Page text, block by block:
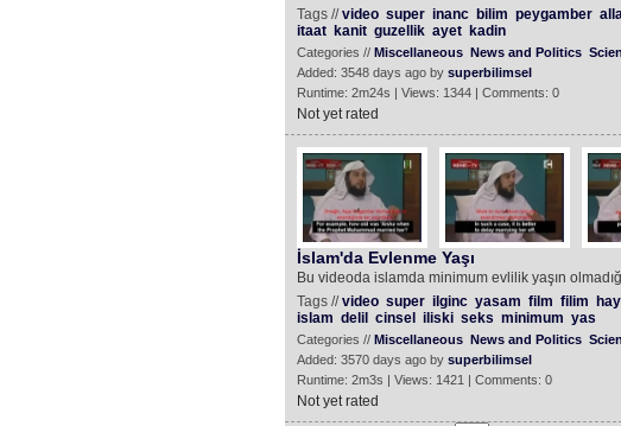
Tags //video super inanc bilim peygamber
itaat
kanit guzellik ayet kadin
Categories // Miscellaneous News and Politics
Added: 3548 days ago by superbilimsel
Runtime: 2m24s | Views: 1344 | Comments: 0
Not yet rated
İslam'da Evlenme Yaşı
Bu videoda islamda minimum evlilik yaşın
Tags //video super ilginc yasam film filim
islam delil cinsel iliski seks minimum yas
Categories // Miscellaneous News and Politics
Added: 3570 days ago by superbilimsel
Runtime: 2m3s | Views: 1421 | Comments: 0
Not yet rated